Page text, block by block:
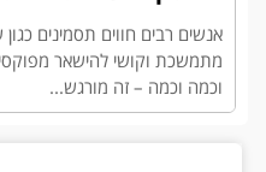
אנשים רבים חווים תסמינים
מתמשכת וקושי להישאר
וכמה וכמה – זה מורגש...